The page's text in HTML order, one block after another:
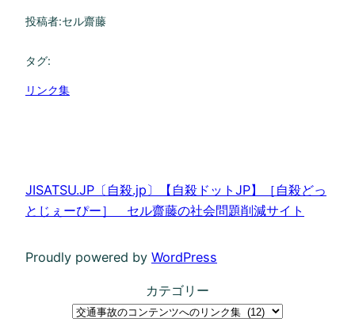
投稿者:セル齋藤
タグ:
リンク集
JISATSU.JP〔自殺.jp〕【自殺ドットJP】［自殺どっ
とじぇーぴー］ セル齋藤の社会問題削減サイト
Proudly powered by WordPress
カテゴリー